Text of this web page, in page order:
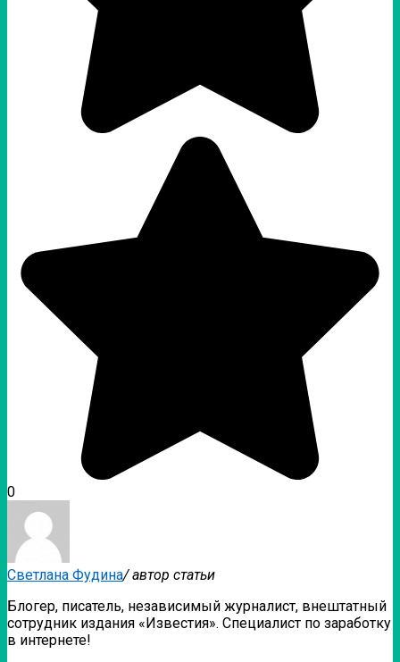
0
Светлана Фудина/ автор статьи
Блогер, писатель, независимый журналист, внештатный
сотрудник издания «Известия». Специалист по заработку
в интернете!